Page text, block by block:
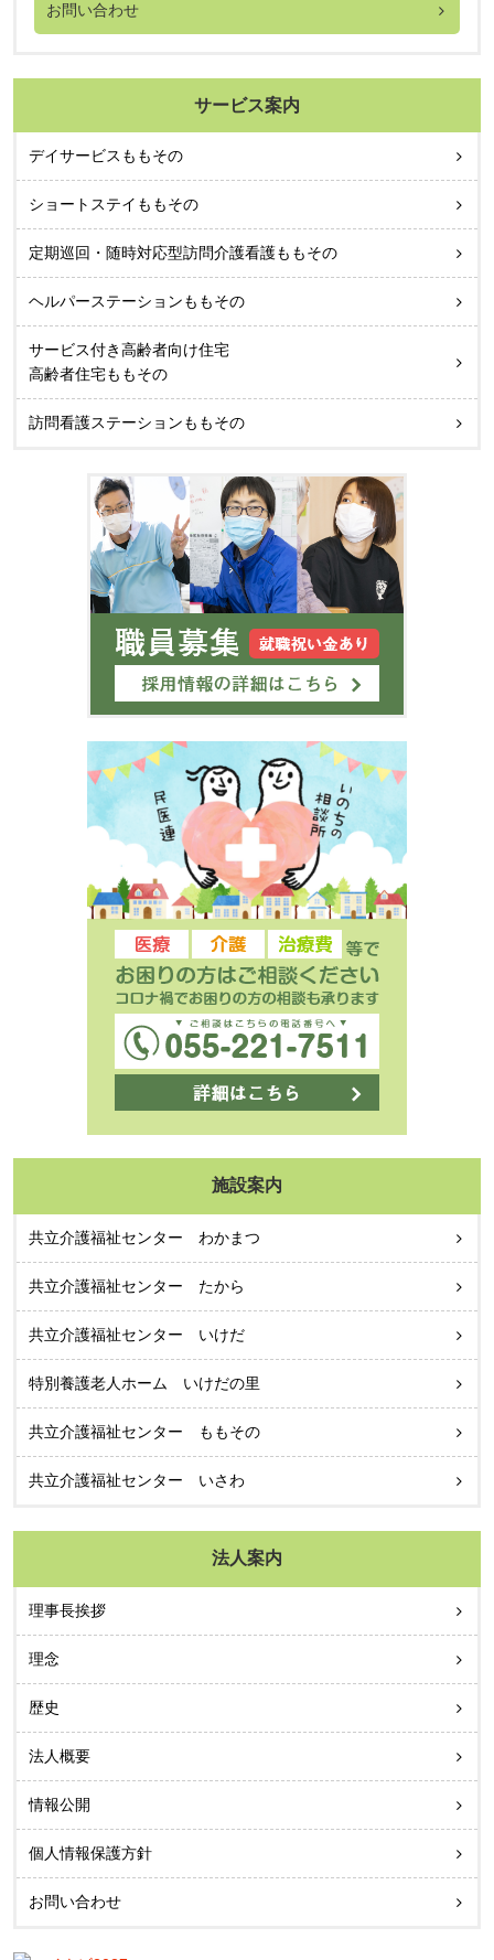
お問い合わせ
サービス案内
デイサービスももその
ショートステイももその
定期巡回・随時対応型訪問介護看護ももその
ヘルパーステーションももその
サービス付き高齢者向け住宅
高齢者住宅ももその
訪問看護ステーションももその
施設案内
共立介護福祉センター わかまつ
共立介護福祉センター たから
共立介護福祉センター いけだ
特別養護老人ホーム いけだの里
共立介護福祉センター ももその
共立介護福祉センター いさわ
法人案内
理事長挨拶
理念
歴史
法人概要
情報公開
個人情報保護方針
お問い合わせ